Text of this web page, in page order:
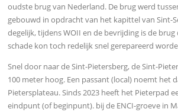
oudste brug van Nederland. De brug werd
gebouwd in opdracht van het kapittel van Sint-
degelijk, tijdens WOII en de bevrijding is de
schade kon toch redelijk snel gerepareerd
Snel door naar de Sint-Pietersberg, de Sint-
100 meter hoog. Een passant (local) noemt het
Pietersplateau. Sinds 2023 heeft het Pieterpad
eindpunt (of beginpunt). bij de ENCI-groeve in